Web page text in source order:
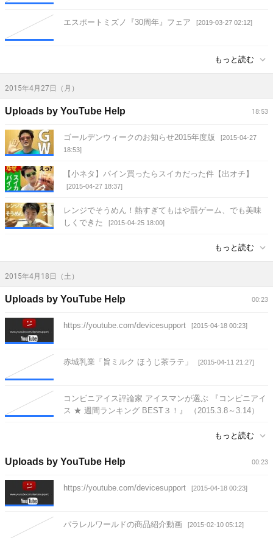
エスポートミズノ『30周年』フェア [2019-03-27 02:12]
もっと読む
2015年4月27日（月）
18:53
Uploads by YouTube Help
ゴールデンウィークのお知らせ2015年度版
[2015-04-27
18:53]
【小ネタ】パイン買ったらスイカだった件【出オチ】
[2015-04-27 18:37]
レンジでそうめん！熱すぎてもはや罰ゲーム、でも美味
しくできた
[2015-04-25 18:00]
もっと読む
2015年4月18日（土）
00:23
Uploads by YouTube Help
https://youtube.com/devicesupport [2015-04-18 00:23]
赤城乳業「旨ミルク ほうじ茶ラテ」 [2015-04-11 21:27]
コンビニアイス評論家 アイスマンが選ぶ 『コンビニアイ
ス ★ 週間ランキング BEST３！』 （2015.3.8～3.14）
もっと読む
00:23
Uploads by YouTube Help
https://youtube.com/devicesupport [2015-04-18 00:23]
パラレルワールドの商品紹介動画 [2015-02-10 05:12]